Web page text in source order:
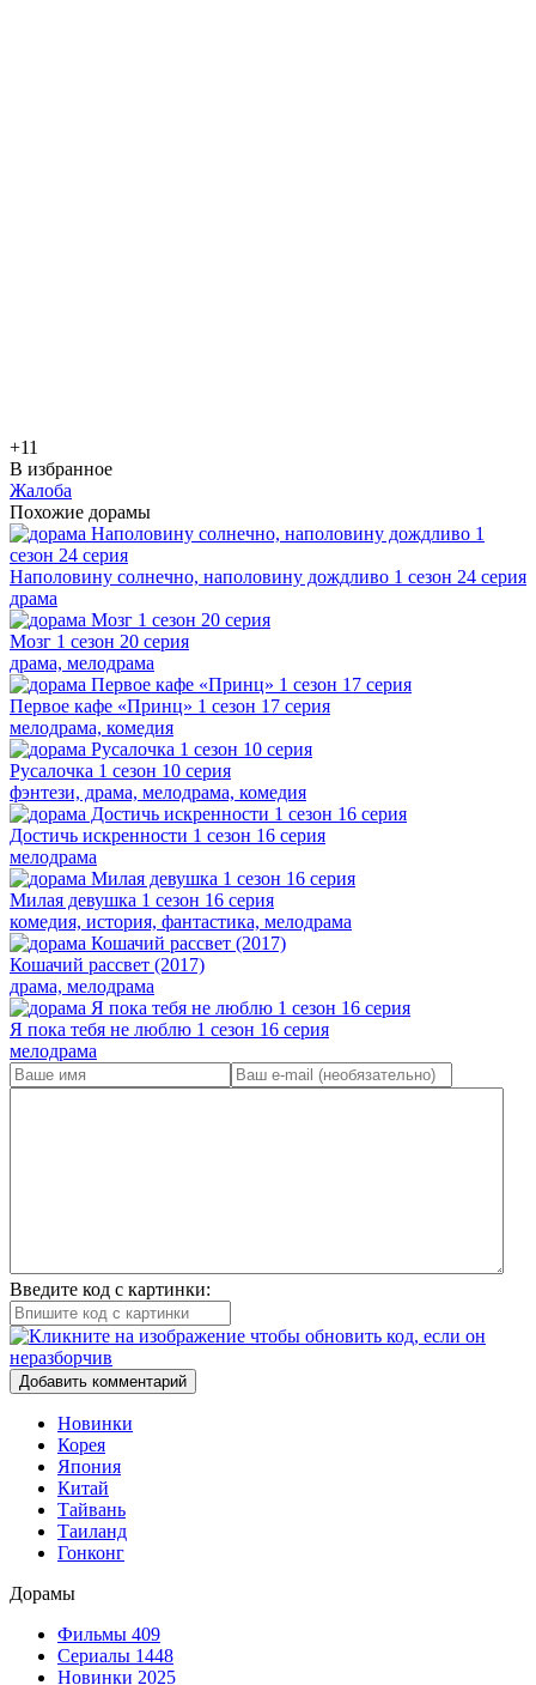
+11
В избранное
Жалоба
Похожие дорамы
Наполовину солнечно, наполовину дождливо 1 сезон 24 серия
драма
Мозг 1 сезон 20 серия
драма, мелодрама
Первое кафе «Принц» 1 сезон 17 серия
мелодрама, комедия
Русалочка 1 сезон 10 серия
фэнтези, драма, мелодрама, комедия
Достичь искренности 1 сезон 16 серия
мелодрама
Милая девушка 1 сезон 16 серия
комедия, история, фантастика, мелодрама
Кошачий рассвет (2017)
драма, мелодрама
Я пока тебя не люблю 1 сезон 16 серия
мелодрама
Введите код с картинки:
Добавить комментарий
Новинки
Корея
Япония
Китай
Тайвань
Таиланд
Гонконг
Дорамы
Фильмы 409
Сериалы 1448
Новинки 2025